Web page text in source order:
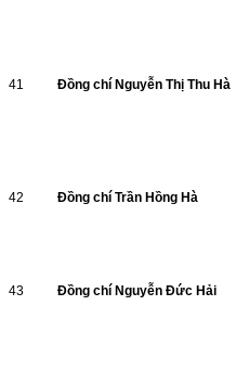
41 Đồng chí Nguyễn Thị Thu Hà
42 Đồng chí Trần Hồng Hà
43 Đồng chí Nguyễn Đức Hải